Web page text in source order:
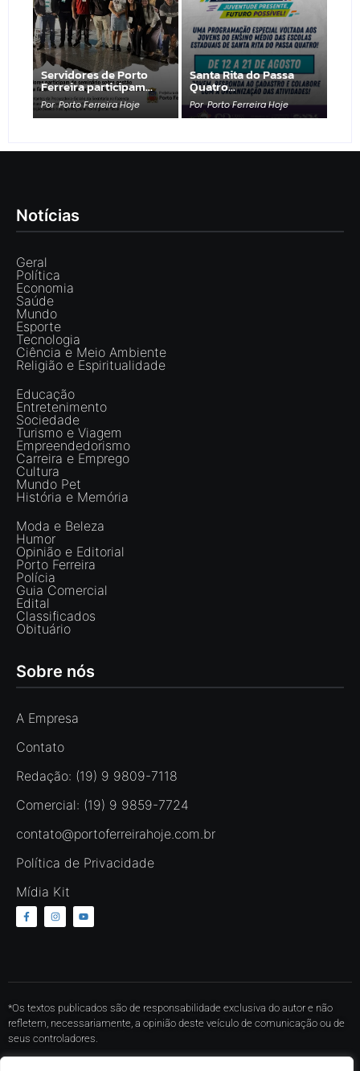
Servidores de Porto
Ferreira participam…
Por Porto Ferreira Hoje
Santa Rita do Passa
Quatro…
Por Porto Ferreira Hoje
Notícias
Geral
Política
Economia
Saúde
Mundo
Esporte
Tecnologia
Ciência e Meio Ambiente
Religião e Espiritualidade
Educação
Entretenimento
Sociedade
Turismo e Viagem
Empreendedorismo
Carreira e Emprego
Cultura
Mundo Pet
História e Memória
Moda e Beleza
Humor
Opinião e Editorial
Porto Ferreira
Polícia
Guia Comercial
Edital
Classificados
Obituário
Sobre nós
A Empresa
Contato
Redação: (19) 9 9809-7118
Comercial: (19) 9 9859-7724
contato@portoferreirahoje.com.br
Política de Privacidade
Mídia Kit
*Os textos publicados são de responsabilidade exclusiva do autor e não
refletem, necessariamente, a opinião deste veículo de comunicação ou de
seus controladores.